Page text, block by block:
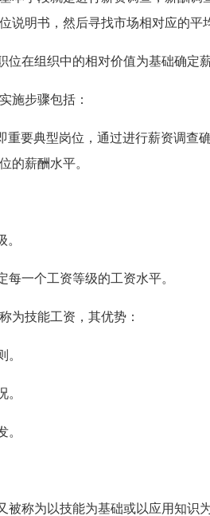
说明书，然后寻找市场相对应的平
在组织中的相对价值为基础确定薪
施步骤包括：
要典型岗位，通过进行薪资调查
的薪酬水平。
一个工资等级的工资水平。
技能工资，其优势：
称为以技能为基础或以应用知识